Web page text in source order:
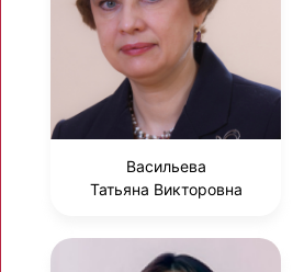
Васильева
Татьяна Викторовна